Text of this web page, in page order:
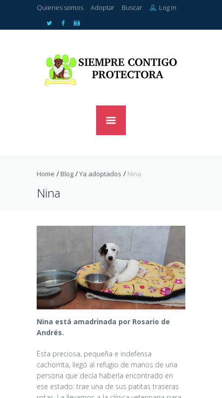
Quienes somos Adoptar Buscar Log in
Home Blog Ya adoptados Nina
Nina
Nina está amadrinada por Rosario de
Andrés.
Esta preciosa, pequeña e indefensa
cachorrita, llegó al refugio de manos de una
persona que decía haberla encontrado en
ese estado: trae una de sus patitas traseras